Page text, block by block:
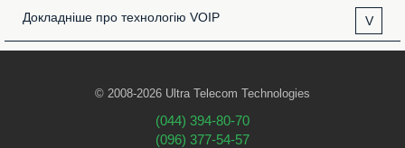
Докладніше про технологію VOIP V
© 2008-2026 Ultra Telecom Technologies
(044) 394-80-70
(096) 377-54-57